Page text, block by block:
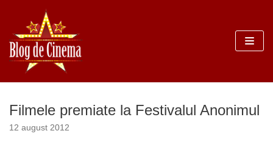
Sari
la
conținut
Filmele premiate la Festivalul Anonimul
12 august 2012